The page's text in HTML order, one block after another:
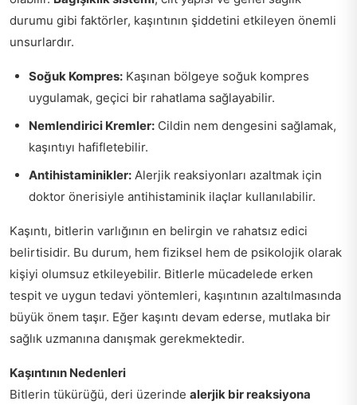
durumu gibi faktörler, kaşıntının şiddetini etkileyen önemli
unsurlardır.
Soğuk Kompres: Kaşınan bölgeye soğuk kompres
uygulamak, geçici bir rahatlama sağlayabilir.
Nemlendirici Kremler: Cildin nem dengesini sağlamak,
kaşıntıyı hafifletebilir.
Antihistaminikler: Alerjik reaksiyonları azaltmak için
doktor önerisiyle antihistaminik ilaçlar kullanılabilir.
Kaşıntı, bitlerin varlığının en belirgin ve rahatsız edici
belirtisidir. Bu durum, hem fiziksel hem de psikolojik olarak
kişiyi olumsuz etkileyebilir. Bitlerle mücadelede erken
tespit ve uygun tedavi yöntemleri, kaşıntının azaltılmasında
büyük önem taşır. Eğer kaşıntı devam ederse, mutlaka bir
sağlık uzmanına danışmak gerekmektedir.
Kaşıntının Nedenleri
Bitlerin tükürüğü, deri üzerinde alerjik bir reaksiyona